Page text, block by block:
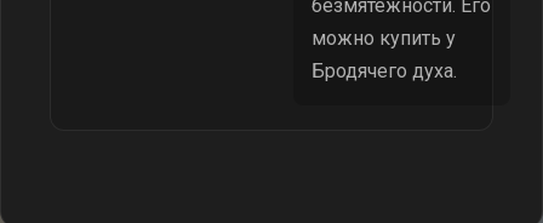
безмятежности. Его
можно купить у
Бродячего духа.